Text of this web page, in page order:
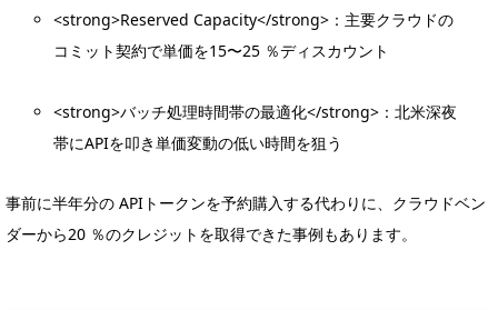
<strong>Reserved Capacity</strong>：主要クラウドの
コミット契約で単価を15〜25 ％ディスカウント
<strong>バッチ処理時間帯の最適化</strong>：北米深夜
帯にAPIを叩き単価変動の低い時間を狙う
事前に半年分の APIトークンを予約購入する代わりに、クラウドベン
ダーから20 ％のクレジットを取得できた事例もあります。